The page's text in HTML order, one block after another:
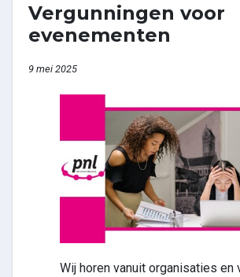
Vergunningen voor
evenementen
9 mei 2025
Wij horen vanuit organisaties en